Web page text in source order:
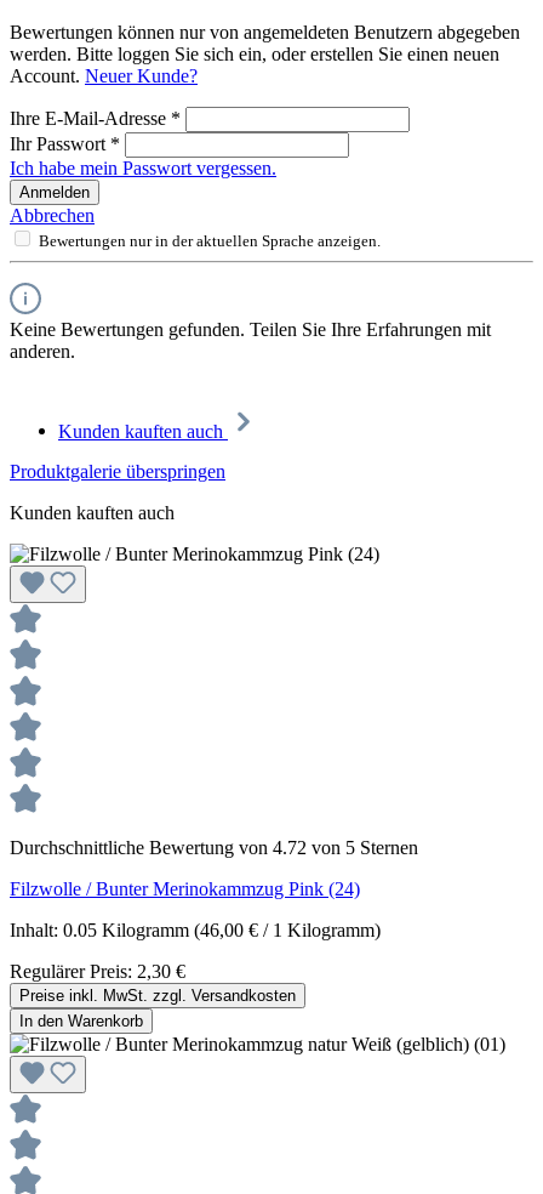
Bewertungen können nur von angemeldeten Benutzern abgegeben
werden. Bitte loggen Sie sich ein, oder erstellen Sie einen neuen
Account. Neuer Kunde?
Ihre E-Mail-Adresse *
Ihr Passwort *
Ich habe mein Passwort vergessen.
Anmelden
Abbrechen
Bewertungen nur in der aktuellen Sprache anzeigen.
Keine Bewertungen gefunden. Teilen Sie Ihre Erfahrungen mit
anderen.
Kunden kauften auch
Produktgalerie überspringen
Kunden kauften auch
Durchschnittliche Bewertung von 4.72 von 5 Sternen
Filzwolle / Bunter Merinokammzug Pink (24)
Inhalt: 0.05 Kilogramm (46,00 € / 1 Kilogramm)
Regulärer Preis: 2,30 €
Preise inkl. MwSt. zzgl. Versandkosten
In den Warenkorb